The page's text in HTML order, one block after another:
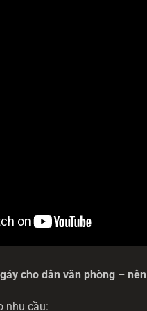
cho dân văn phòng –
nhu cầu: